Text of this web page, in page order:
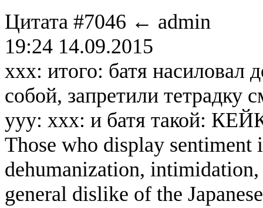
Цитата #7046 ← admin
19:24 14.09.2015
xxx: итого: батя насиловал
собой, запретили тетрадку
yyy: xxx: и батя такой:
Those who display
dehumanization,
general dislike of the